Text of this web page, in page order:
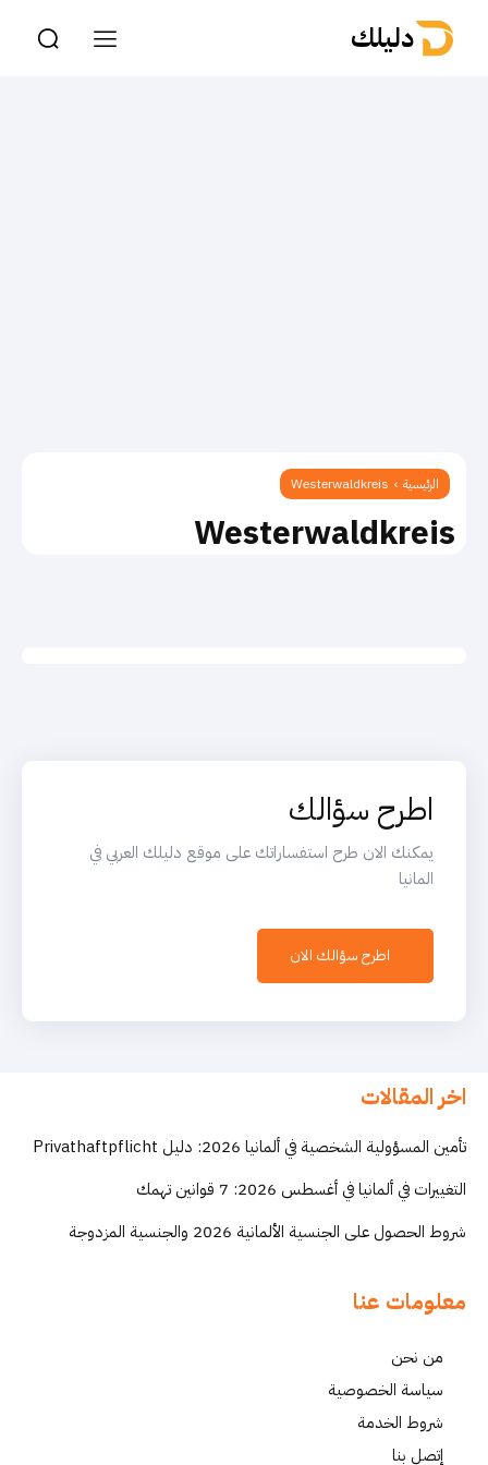
دليلك
الرئيسية Westerwaldkreis
Westerwaldkreis
اطرح سؤالك
يمكنك الان طرح استفساراتك على موقع دليلك العربي في
المانيا
اطرح سؤالك الان
اخر المقالات
تأمين المسؤولية الشخصية في ألمانيا 2026: دليل Privathaftpflicht
التغييرات في ألمانيا في أغسطس 2026: 7 قوانين تهمك
شروط الحصول على الجنسية الألمانية 2026 والجنسية المزدوجة
معلومات عنا
من نحن
سياسة الخصوصية
شروط الخدمة
إتصل بنا